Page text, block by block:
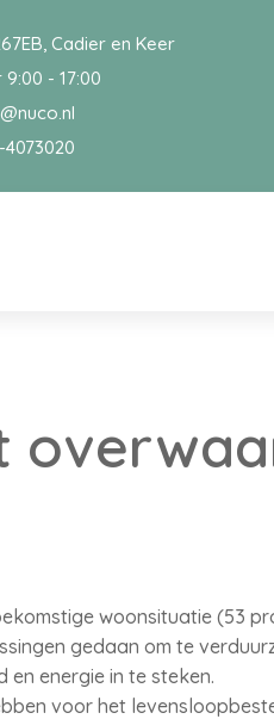
Cadier en Keer
9:00 - 17:00
4073020
woonsituatie (53
gedaan om te
energie in te steken.
voor het